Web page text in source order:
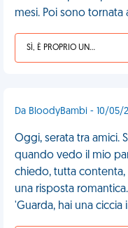
mesi. Poi sono tornata
SÌ, È PROPRIO UNA VDM!
Da BloodyBambi - 10/05/
Oggi, serata tra amici.
quando vedo il mio
chiedo, tutta
una risposta
'Guarda, hai una ciccia